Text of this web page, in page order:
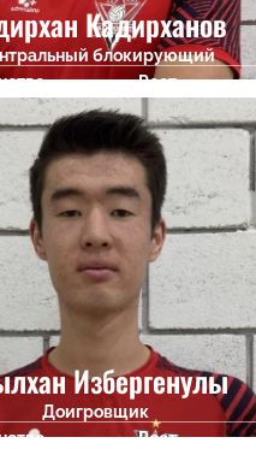
Кадирханов
блокирующий
Рост
203
Избергенулы
Доигровщик
Рост